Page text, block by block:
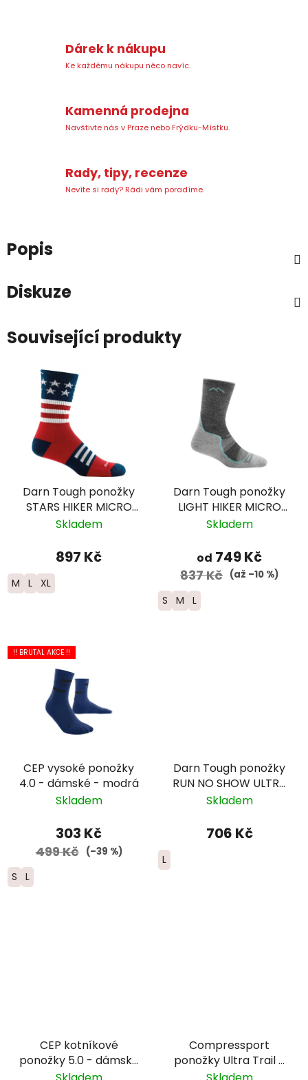
Dárek k nákupu
Ke každému nákupu něco navíc.
Kamenná prodejna
Navštivte nás v Praze nebo Frýdku-Místku.
Rady, tipy, recenze
Nevíte si rady? Rádi vám poradíme.
Popis
Diskuze
Související produkty
Darn Tough ponožky
STARS HIKER MICRO
CREW Lightweight
Skladem
897 Kč
M L XL
Darn Tough ponožky
LIGHT HIKER MICRO
CREW Lightweight
šedé
Skladem
od 749 Kč
837 Kč (až –10 %)
S M L
!! BRUTAL AKCE !!
CEP vysoké ponožky
4.0 - dámské - modrá
Skladem
303 Kč
499 Kč (–39 %)
S L
Darn Tough ponožky
RUN NO SHOW ULTRA
Lightweight Merino -
Skladem
706 Kč
L
CEP kotníkové
ponožky 5.0 - dámské
– černá
Compressport
ponožky Ultra Trail -
černá/červená